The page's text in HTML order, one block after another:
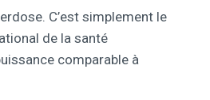
C’est simplement le
de la santé
comparable à